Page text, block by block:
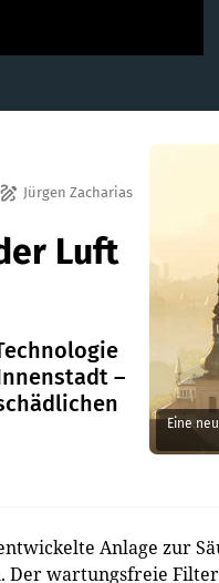
Eine
draw Jürgen Zacharias
Luft
–
Anlage zur
wartungsfreie